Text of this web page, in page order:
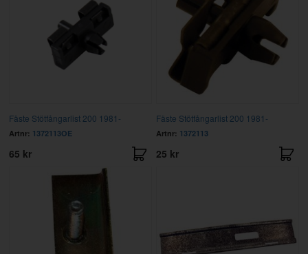
Fäste Stötfångarlist 200 1981-
Artnr: 1372113OE
65 kr
Fäste Stötfångarlist 200 1981-
Artnr: 1372113
25 kr